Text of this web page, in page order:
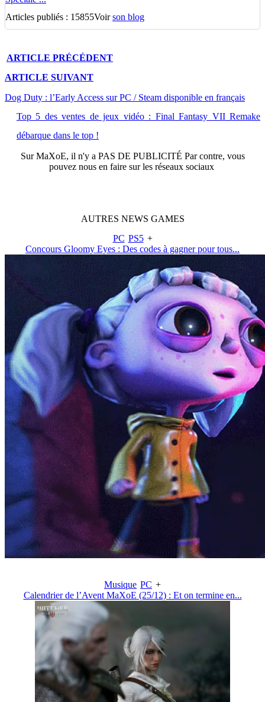
Articles publiés : 15855Voirson blog
ARTICLE PRÉCÉDENT
ARTICLE SUIVANT
Dog Duty : l’Early Access sur PC / Steam disponible en français
Top 5 des ventes de jeux vidéo : Final Fantasy VII Remake
débarque dans le top !
SurMaXoE, il n'y a PAS DE PUBLICITÉ Par contre, vous
pouvez nous en faire sur les réseaux sociaux
AUTRES NEWS GAMES
PC PS5 +
Concours Gloomy Eyes : Des codes à gagner pour tous...
Musique PC +
Calendrier de l’Avent MaXoE (25/12) : Et on termine en...